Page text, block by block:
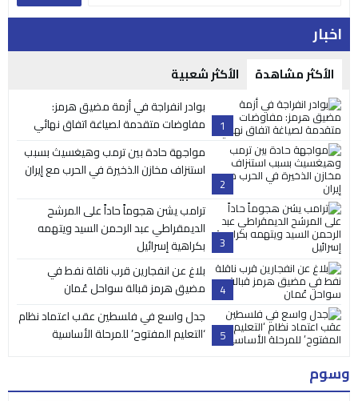
اخبار
الأكثر مشاهدة الأكثر شعبية
1
بوادر انفراجة في أزمة مضيق هرمز:
مفاوضات متقدمة لصياغة اتفاق نهائي
2
مواجهة حادة بين ترمب وهيغسيث بسبب
استنزاف مخازن الذخيرة في الحرب مع إيران
3
ترامب يشن هجوماً حاداً على المرشح
الديمقراطي عبد الرحمن السيد ويتهمه
بكراهية إسرائيل
4
بلاغ عن انفجارين قرب ناقلة نفط في
مضيق هرمز قبالة سواحل عُمان
5
جدل واسع في فلسطين عقب اعتماد نظام
‘التعليم المفتوح’ للمرحلة الأساسية
وسوم